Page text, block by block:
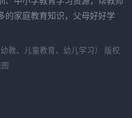
的家庭教育知识，父母好好学
教、儿童教育、幼儿学习） 版权